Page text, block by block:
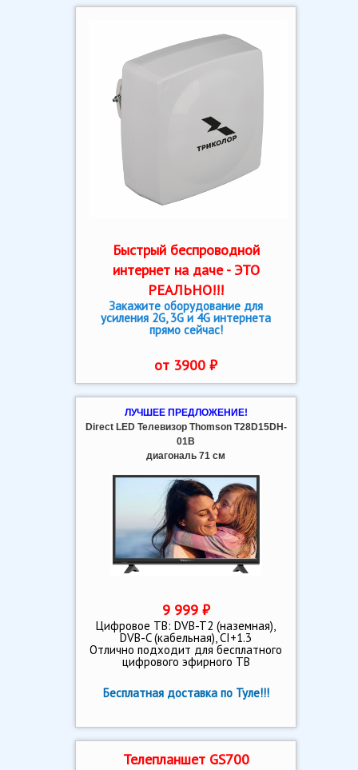
Быстрый беспроводной
интернет на даче - ЭТО
РЕАЛЬНО!!!
Закажите оборудование для
усиления 2G, 3G и 4G интернета
прямо сейчас!
от 3900 ₽
ЛУЧШЕЕ ПРЕДЛОЖЕНИЕ!
Direct LED Телевизор Thomson T28D15DH-
01B
диагональ 71 см
9 999 ₽
Цифровое ТВ: DVB-T2 (наземная),
DVB-C (кабельная), CI+1.3
Отлично подходит для бесплатного
цифрового эфирного ТВ
Бесплатная доставка по Туле!!!
Телепланшет GS700